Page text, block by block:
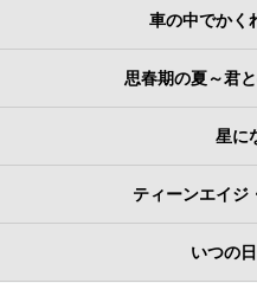
車の中でかく
思春期の夏～君
星に
ティーンエイ
いつの